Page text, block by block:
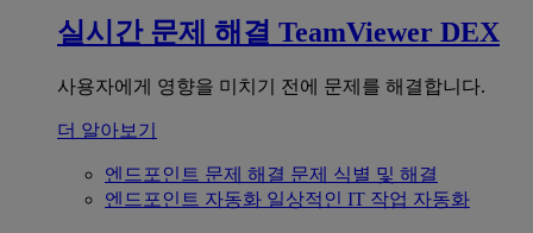
실시간 문제 해결 TeamViewer DEX
사용자에게 영향을 미치기 전에 문제를 해결합니다.
더 알아보기
엔드포인트 문제 해결 문제 식별 및 해결
엔드포인트 자동화 일상적인 IT 작업 자동화